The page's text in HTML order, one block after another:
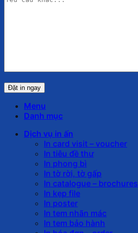
Menu
Danh mục
Dịch vụ in ấn
In card visit – voucher
In tiêu đề thư
In phong bì
In tờ rời, tờ gấp
In catalogue – brochures
In kẹp file
In poster
In tem nhãn mác
In tem bảo hành